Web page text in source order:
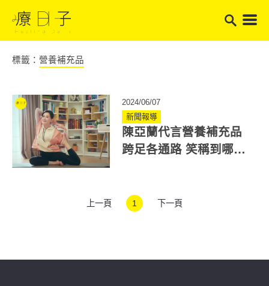
標籤： 營養補充品
2024/06/07
新聞報導
陳亞蘭代言營養補充品
跨足各通路 笑稱到哪裡
上一頁 1 下一頁